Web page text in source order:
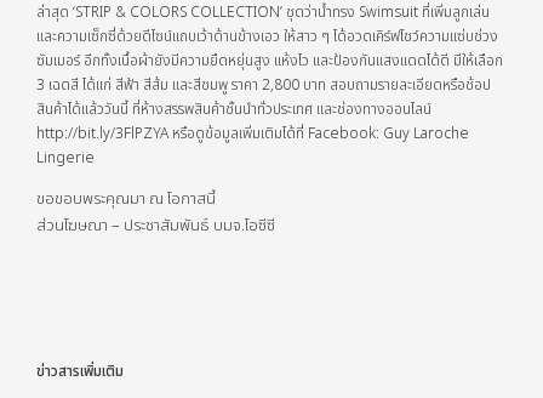
ล่าสุด ‘STRIP & COLORS COLLECTION’ ชุดว่าน้ำทรง Swimsuit ที่เพิ่มลูกเล่น
และความเซ็กซี่ด้วยดีไซน์แถบเว้าด้านข้างเอว ให้สาว ๆ ได้อวดเคิร์ฟโชว์ความแซ่บช่วง
ซัมเมอร์ อีกทั้งเนื้อผ้ายังมีความยืดหยุ่นสูง แห้งไว และป้องกันแสงแดดได้ดี มีให้เลือก
3 เฉดสี ได้แก่ สีฟ้า สีส้ม และสีชมพู ราคา 2,800 บาท สอบถามรายละเอียดหรือช้อป
สินค้าได้แล้ววันนี้ ที่ห้างสรรพสินค้าชั้นนำทั่วประเทศ และช่องทางออนไลน์
http://bit.ly/3FlPZYA หรือดูข้อมูลเพิ่มเติมได้ที่ Facebook: Guy Laroche
Lingerie
ขอขอบพระคุณมา ณ โอกาสนี้
ส่วนโฆษณา – ประชาสัมพันธ์ บมจ.โอซีซี
ข่าวสารเพิ่มเติม